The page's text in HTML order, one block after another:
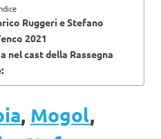
Ruggeri e Stefano
2021
nel cast della Rassegna
, Mogol,